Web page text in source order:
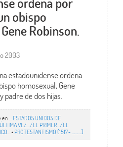
obispo
Robinson.
2003
estadounidense ordena
homosexual, Gene
padre de dos hijas.
... ESTADOS UNIDOS DE
VEZ…/EL PRIMER.../EL
• PROTESTANTISMO (1517- ……….)